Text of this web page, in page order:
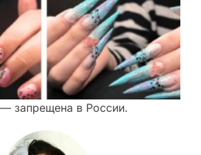
запрещена в России.